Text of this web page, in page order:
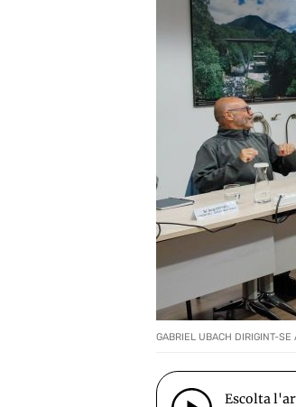
GABRIEL UBACH DIRIGINT-SE
Escolta